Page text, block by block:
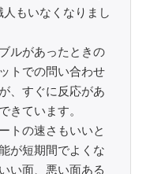
もいなくなりまし
ルがあったときの
トでの問い合わせ
、すぐに反応があ
きています。
トの速さもいいと
が短期間でよくな
い面、悪い面ある